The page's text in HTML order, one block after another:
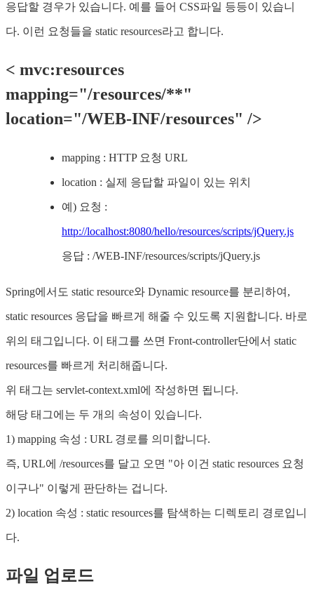
응답할 경우가 있습니다. 예를 들어 CSS파일 등등이 있습니
다. 이런 요청들을 static resources라고 합니다.
< mvc:resources
mapping="/resources/**"
location="/WEB-INF/resources" />
mapping : HTTP 요청 URL
location : 실제 응답할 파일이 있는 위치
예) 요청 :
http://localhost:8080/hello/resources/scripts/jQuery.js
응답 : /WEB-INF/resources/scripts/jQuery.js
Spring에서도 static resource와 Dynamic resource를 분리하여,
static resources 응답을 빠르게 해줄 수 있도록 지원합니다. 바로
위의 태그입니다. 이 태그를 쓰면 Front-controller단에서 static
resources를 빠르게 처리해줍니다.
위 태그는 servlet-context.xml에 작성하면 됩니다.
해당 태그에는 두 개의 속성이 있습니다.
1) mapping 속성 : URL 경로를 의미합니다.
즉, URL에 /resources를 달고 오면 "아 이건 static resources 요청
이구나" 이렇게 판단하는 겁니다.
2) location 속성 : static resources를 탐색하는 디렉토리 경로입니
다.
파일 업로드